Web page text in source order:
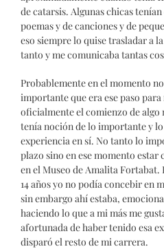
de catarsis. Algunas chicas
poemas y de canciones y de
eso siempre lo quise trasladar a
tanto y me comunicaba tantas
Probablemente en el momento
importante que era ese paso
oficialmente el comienzo de algo
tenía noción de lo importante y
experiencia en sí. No tanto lo
plazo sino en ese momento estar
en el Museo de Amalita
14 años yo no podía concebir en
sin embargo ahí estaba,
haciendo lo que a mi más me
afortunada de haber tenido esa
disparó el resto de mi carrera.